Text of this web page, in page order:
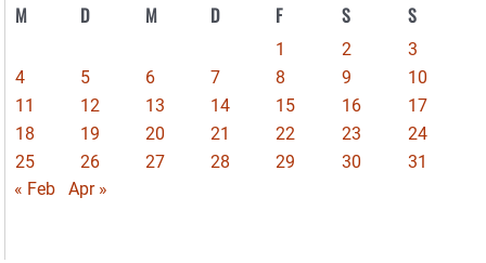
M D M D F S S
1 2
3
4
5 6 7 8 9
10
11
12 13 14 15 16
17
18
19 20 21 22 23
24
25
26 27 28 29 30
31
« Feb
Apr »